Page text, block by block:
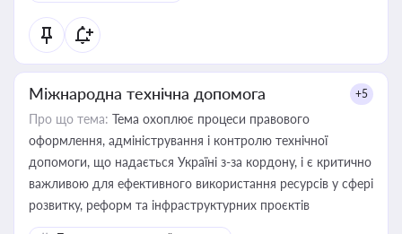
Міжнародна технічна допомога +5
Про що тема: Тема охоплює процеси правового
оформлення, адміністрування і контролю технічної
допомоги, що надається Україні з-за кордону, і є критично
важливою для ефективного використання ресурсів у сфері
розвитку, реформ та інфраструктурних проєктів